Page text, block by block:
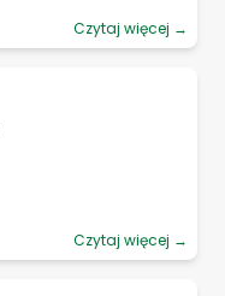
Czytaj więcej →
Czytaj więcej →